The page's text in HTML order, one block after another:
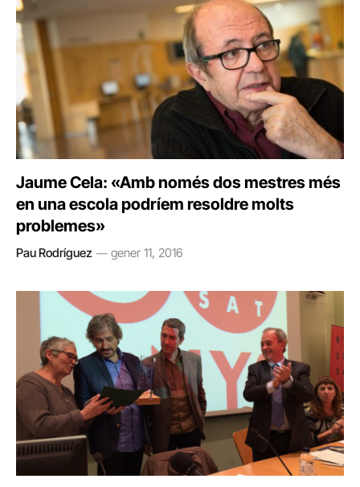
Jaume Cela: «Amb només dos mestres més
en una escola podríem resoldre molts
problemes»
Pau Rodríguez gener 11, 2016